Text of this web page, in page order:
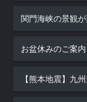
関門海峡の景観
お盆休みのご案
【熊本地震】九